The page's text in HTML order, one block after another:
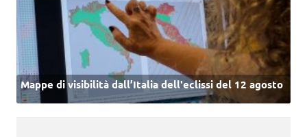
Mappe di visibilità dall’Italia dell'eclissi del 12 agosto